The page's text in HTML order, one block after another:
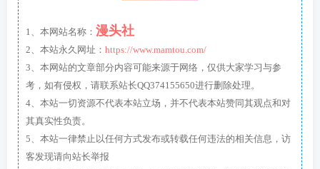
1、本网站名称： 漫头社
2、本站永久网址： https://www.mamtou.com/
3、本网站的文章部分内容可能来源于网络，仅供大家学习与参
考，如有侵权，请联系站长QQ374155650进行删除处理。
4、本站一切资源不代表本站立场，并不代表本站赞同其观点和对
其真实性负责。
5、本站一律禁止以任何方式发布或转载任何违法的相关信息，访
客发现请向站长举报